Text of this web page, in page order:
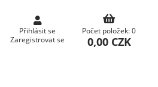
Přihlásit se
Zaregistrovat se
Počet položek: 0
0,00 CZK